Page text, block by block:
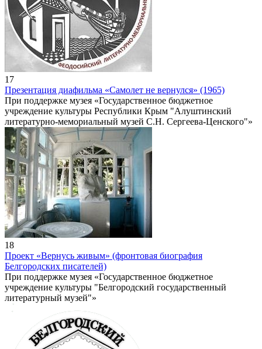
17
Презентация диафильма «Самолет не вернулся» (1965)
При поддержке музея «Государственное бюджетное
учреждение культуры Республики Крым "Алуштинский
литературно-мемориальный музей С.Н. Сергеева-Ценского"»
18
Проект «Вернусь живым» (фронтовая биография
Белгородских писателей)
При поддержке музея «Государственное бюджетное
учреждение культуры "Белгородский государственный
литературный музей"»